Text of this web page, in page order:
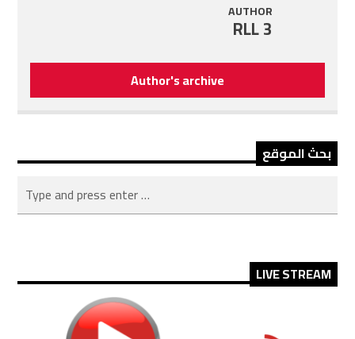
AUTHOR
RLL 3
Author's archive
بحث الموقع
LIVE STREAM